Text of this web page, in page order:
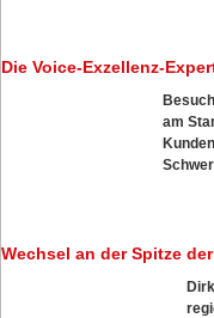
Die Voice-Exzellenz-
am
Wechsel an der Spitze